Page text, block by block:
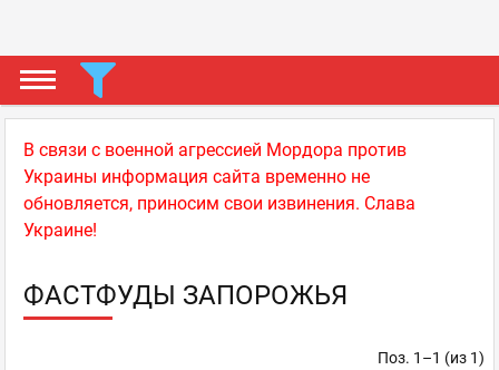
В связи с военной агрессией Мордора против
Украины информация сайта временно не
обновляется, приносим свои извинения. Слава
Украине!
ФАСТФУДЫ ЗАПОРОЖЬЯ
Поз. 1–1 (из 1)